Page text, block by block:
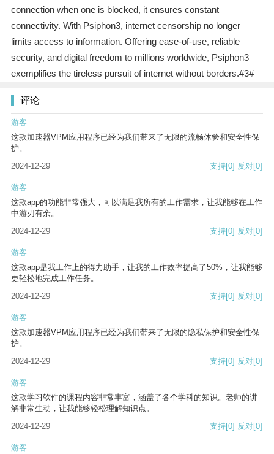
connection when one is blocked, it ensures constant
connectivity. With Psiphon3, internet censorship no longer
limits access to information. Offering ease-of-use, reliable
security, and digital freedom to millions worldwide, Psiphon3
exemplifies the tireless pursuit of internet without borders.#3#
评论
游客
这款加速器VPM应用程序已经为我们带来了无限的流畅体验和安全性保
护。
2024-12-29
支持[0] 反对[0]
游客
这款app的功能非常强大，可以满足我所有的工作需求，让我能够在工作
中游刃有余。
2024-12-29
支持[0] 反对[0]
游客
这款app是我工作上的得力助手，让我的工作效率提高了50%，让我能够
更轻松地完成工作任务。
2024-12-29
支持[0] 反对[0]
游客
这款加速器VPM应用程序已经为我们带来了无限的隐私保护和安全性保
护。
2024-12-29
支持[0] 反对[0]
游客
这款学习软件的课程内容非常丰富，涵盖了各个学科的知识。老师的讲
解非常生动，让我能够轻松理解知识点。
2024-12-29
支持[0] 反对[0]
游客